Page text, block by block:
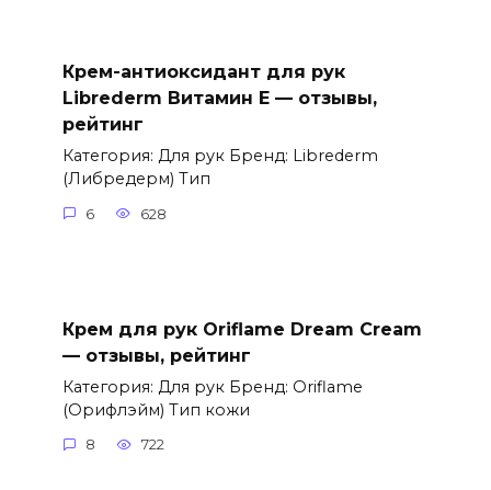
Крем-антиоксидант для рук
Librederm Витамин Е — отзывы,
рейтинг
Категория: Для рук Бренд: Librederm
(Либредерм) Тип
6 628
Крем для рук Oriflame Dream Cream
— отзывы, рейтинг
Категория: Для рук Бренд: Oriflame
(Орифлэйм) Тип кожи
8 722